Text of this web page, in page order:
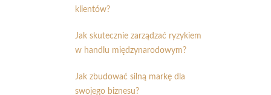
klientów?
Jak skutecznie zarządzać ryzykiem
w handlu międzynarodowym?
Jak zbudować silną markę dla
swojego biznesu?